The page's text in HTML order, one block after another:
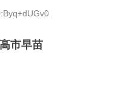
市早苗